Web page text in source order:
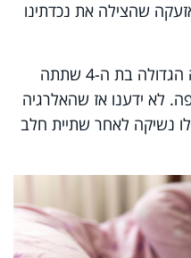
שהצילה את נכדתינו
לפני שנשמעה האזעקה, אחותה הגדולה בת ה-4 שתתה
לא ידענו אז שהאלרגיה
נשיקה לאחר שתיית חלב